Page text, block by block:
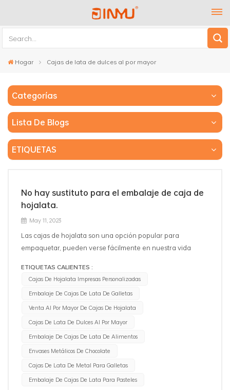
Hogar Cajas de lata de dulces al por mayor
Categorías
Lista De Blogs
ETIQUETAS
No hay sustituto para el embalaje de caja de
hojalata.
May 11, 2023
Las cajas de hojalata son una opción popular para
empaquetar, pueden verse fácilmente en nuestra vida
cajas de lata de regalo y así sucesivamente... no pueden ser
reemplazados por otras opciones de embalaje. Aquí hay
tres razones por las cuales. 1. Costo: las cajas de hojalata
suelen ser más caras que otras opciones de empaque,
como cajas de cartón o bolsas de plástico. Esto los hace
menos rentables para las empresas que buscan ahorrar
dinero. 2. Durabilidad: las cajas de hojalata son mucho más
ideales para enviar artículos que deben protegerse de los
elementos, pero también los hace menos adecuados para
ETIQUETAS CALIENTES :
Cajas De Hojalata Impresas Personalizadas
Embalaje De Cajas De Lata De Galletas
Venta Al Por Mayor De Cajas De Hojalata
Cajas De Lata De Dulces Al Por Mayor
Embalaje De Cajas De Lata De Alimentos
Envases Metálicos De Chocolate
Cajas De Lata De Metal Para Galletas
Embalaje De Cajas De Lata Para Pasteles